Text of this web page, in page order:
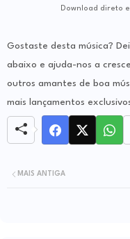
Download direto
Gostaste desta música?
abaixo e ajuda-nos a
outros amantes de boa
mais lançamentos
MAIS ANTIGA